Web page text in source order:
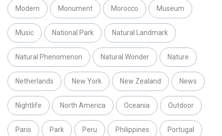
Modern Monument Morocco Museum
Music National Park Natural Landmark
Natural Phenomenon Natural Wonder Nature
Netherlands New York New Zealand News
Nightlife North America Oceania Outdoor
Paris Park Peru Philippines Portugal